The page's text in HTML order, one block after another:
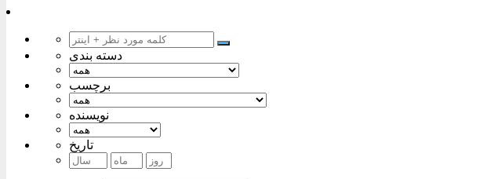
دسته بندی
برچسب
نویسنده
تاریخ